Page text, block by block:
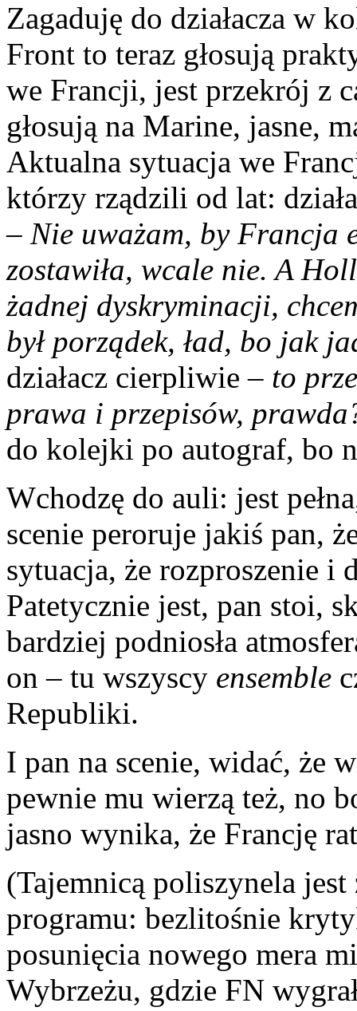
Zagaduję do działacza w
Front to teraz głosują
we Francji, jest przekrój z
głosują na Marine, jasne,
Aktualna sytuacja we
którzy rządzili od lat:
– Nie uważam, by Francja
zostawiła, wcale nie. A
żadnej dyskryminacji,
był porządek, ład, bo jak
działacz cierpliwie– to
prawa i przepisów,
do kolejki po autograf, bo
Wchodzę do auli: jest
scenie peroruje jakiś pan,
sytuacja, że rozproszenie i
Patetycznie jest, pan stoi,
bardziej podniosła
on – tu wszyscy ensemble
Republiki.
I pan na scenie, widać, że
pewnie mu wierzą też, no
jasno wynika, że Francję
(Tajemnicą poliszynela
programu: bezlitośnie
posunięcia nowego mera
Wybrzeżu, gdzie FN